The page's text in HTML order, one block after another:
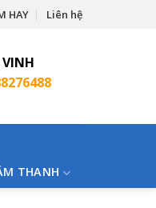
HAY Liên hệ
THANH